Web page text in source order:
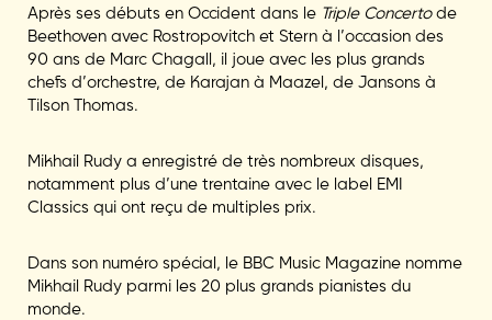
Après ses débuts en Occident dans le Triple Concertode
Beethoven avec Rostropovitch et Stern à l’occasion des
90 ans de Marc Chagall, il joue avec les plus grands
chefs d’orchestre, de Karajan à Maazel, de Jansons à
Tilson Thomas.
Mikhail Rudy a enregistré de très nombreux disques,
notamment plus d’une trentaine avec le label EMI
Classics qui ont reçu de multiples prix.
Dans son numéro spécial, le BBC Music Magazine nomme
Mikhail Rudy parmi les 20 plus grands pianistes du
monde.